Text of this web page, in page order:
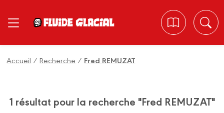
Accueil /Recherche / Fred REMUZAT
1 résultat pour la recherche "Fred REMUZAT"